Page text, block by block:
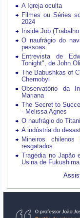
A Igreja oculta
Filmes ou Séries
2024
Inside Job
O naufrágio do
pessoas
Entrevista de
Tonight", de John
The Babushkas of
Chernobyl
Observatório da
Mariana
The Secret to
- Melissa Agnes
O naufrágio do
A indústria do
Mineiros
resgatados
Tragédia no Japão
Usina de Fukushima